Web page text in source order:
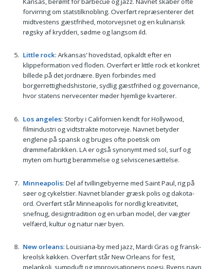
forvirring om statstilknobling. Overført repræsenterer det
midtvestens gæstfrihed, motorvejsnet og en kulinarisk
røgsky af krydderi, sødme og langsom ild.
Little rock: Arkansas’ hovedstad, opkaldt efter en
klippeformation ved floden. Overført er little rock et konkret
billede på det jordnære. Byen forbindes med
borgerrettighedshistorie, sydlig gæstfrihed og governance,
hvor statens nervecenter møder hjemlige kvarterer.
Los angeles: Storby i Californien kendt for Hollywood,
filmindustri og vidtstrakte motorveje. Navnet betyder
englene på spansk og bruges ofte poetisk om
drømmefabrikken. LA er også synonymt med sol, surf og
myten om hurtig berømmelse og selviscenesættelse.
Minneapolis: Del af tvillingebyerne med Saint Paul, rig på
søer og cykelstier. Navnet blander græsk polis og dakota-
ord. Overført står Minneapolis for nordlig kreativitet,
snefnug, designtradition og en urban model, der vægter
velfærd, kultur og natur nær byen.
New orleans: Louisiana-by med jazz, Mardi Gras og fransk-
kreolsk køkken. Overført står New Orleans for fest,